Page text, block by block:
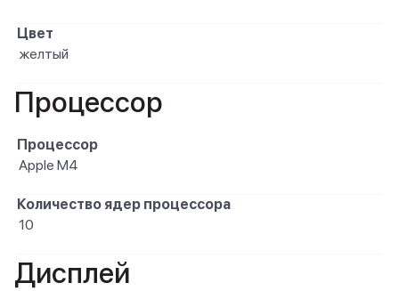
Цвет
желтый
Процессор
Процессор
Apple M4
Количество ядер процессора
10
Дисплей